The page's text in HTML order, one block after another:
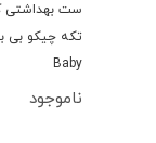
Baby
ناموجود